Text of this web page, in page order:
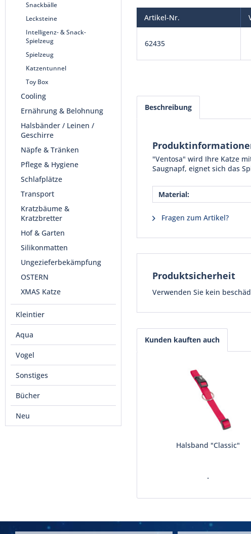
Snackbälle
Lecksteine
Intelligenz- & Snack-
Spielzeug
Spielzeug
Katzentunnel
Toy Box
Cooling
Ernährung & Belohnung
Halsbänder / Leinen /
Geschirre
Näpfe & Tränken
Pflege & Hygiene
Schlafplätze
Transport
Kratzbäume &
Kratzbretter
Hof & Garten
Silikonmatten
Ungezieferbekämpfung
OSTERN
XMAS Katze
Kleintier
Aqua
Vogel
Sonstiges
Bücher
Neu
Artikel-Nr.
62435
Beschreibung
"Ventosa" wird Ihre Katze
Saugnapf, eignet sich das
Material:
Fragen zum Artikel?
Produktsicherheit
Verwenden Sie kein
Kunden kauften auch
Halsband "Classic"
.